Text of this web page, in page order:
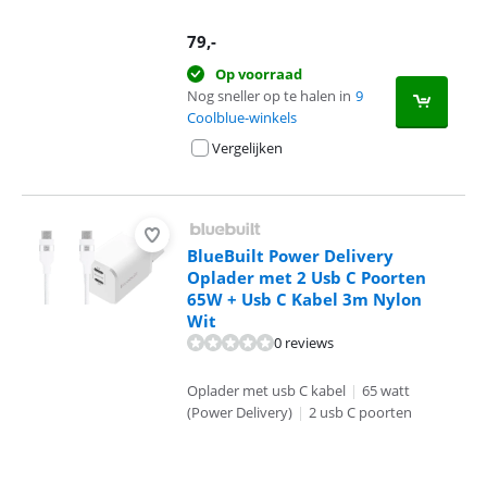
79,-
Op voorraad
Nog sneller op te halen in 9
Coolblue-winkels
Vergelijken
BlueBuilt Power Delivery
Oplader met 2 Usb C Poorten
65W + Usb C Kabel 3m Nylon
Wit
0 reviews
Oplader met usb C kabel | 65 watt
(Power Delivery) | 2 usb C poorten